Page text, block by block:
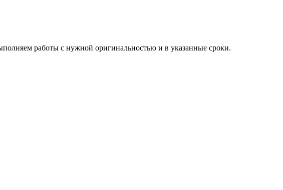
работы с нужной оригинальностью и в указанные сроки.